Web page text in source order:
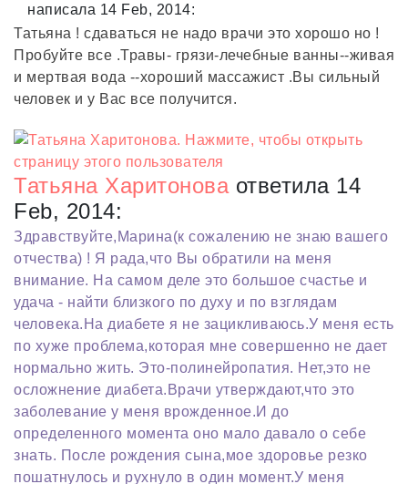
написала 14 Feb, 2014:
Татьяна ! сдаваться не надо врачи это хорошо но !
Пробуйте все .Травы- грязи-лечебные ванны--живая
и мертвая вода --хороший массажист .Вы сильный
человек и у Вас все получится.
Татьяна Харитоноваответила 14
Feb, 2014:
Здравствуйте,Марина(к сожалению не знаю вашего
отчества) ! Я рада,что Вы обратили на меня
внимание. На самом деле это большое счастье и
удача - найти близкого по духу и по взглядам
человека.На диабете я не зацикливаюсь.У меня есть
по хуже проблема,которая мне совершенно не дает
нормально жить. Это-полинейропатия. Нет,это не
осложнение диабета.Врачи утверждают,что это
заболевание у меня врожденное.И до
определенного момента оно мало давало о себе
знать. После рождения сына,мое здоровье резко
пошатнулось и рухнуло в один момент.У меня